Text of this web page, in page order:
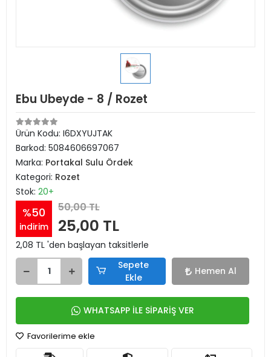
Ebu Ubeyde - 8 / Rozet
Ürün Kodu: I6DXYUJTAK
Barkod: 5084606697067
Marka: Portakal Sulu Ördek
Kategori: Rozet
Stok: 20+
%50
indirim
50,00 TL
25,00 TL
2,08 TL 'den başlayan taksitlerle
Sepete
Ekle
Hemen Al
WHATSAPP İLE SİPARİŞ VER
Favorilerime ekle